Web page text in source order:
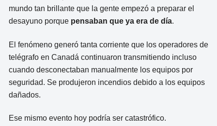
mundo tan brillante que la gente empezó a preparar el
desayuno porque pensaban que ya era de día.
El fenómeno generó tanta corriente que los operadores de
telégrafo en Canadá continuaron transmitiendo incluso
cuando desconectaban manualmente los equipos por
seguridad. Se produjeron incendios debido a los equipos
dañados.
Ese mismo evento hoy podría ser catastrófico.